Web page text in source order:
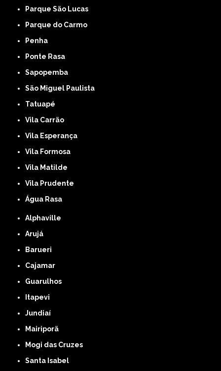
Parque São Lucas
Parque do Carmo
Penha
Ponte Rasa
Sapopemba
São Miguel Paulista
Tatuapé
Vila Carrão
Vila Esperança
Vila Formosa
Vila Matilde
Vila Prudente
Água Rasa
Alphaville
Arujá
Barueri
Cajamar
Guarulhos
Itapevi
Jundiaí
Mairiporã
Mogi das Cruzes
Santa Isabel